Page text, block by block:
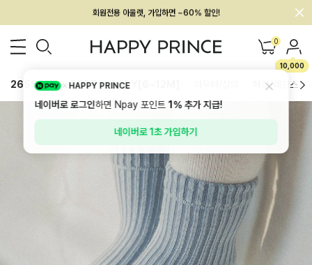
회원전용 아울렛, 가입하면 ~60% 할인!
멤버십 최대 28,000원 혜택 0
10,000
26SS 신상 BEST BABY[6~12M] 하의/레깅스
HAPPY PRINCE
네이버로 로그인하면 Npay 포인트1%추가 지급!
네이버로 1초 가입하기